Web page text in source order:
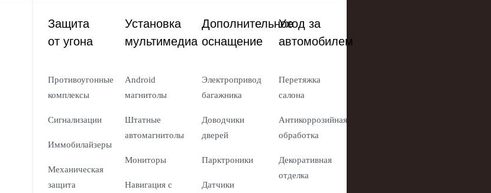
Защита
от угона
Противоугонные
комплексы
Сигнализации
Иммобилайзеры
Механическая
защита
Установка
мультимедиа
Android
магнитолы
Штатные
автомагнитолы
Мониторы
Навигация с
Дополнительное
оснащение
Электропривод
багажника
Доводчики
дверей
Парктроники
Датчики
Уход за
автомобилем
Перетяжка
салона
Антикоррозийная
обработка
Декоративная
отделка